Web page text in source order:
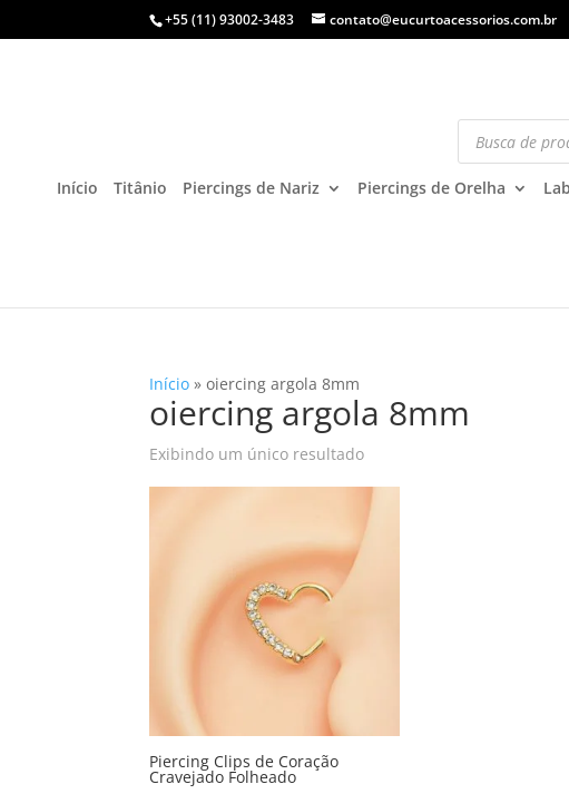
+55 (11) 93002-3483 contato@eucurtoacessorios.com.br
Início Titânio Piercings de Nariz Piercings de Orelha
Início »oiercing argola 8mm
oiercing argola 8mm
Exibindo um único resultado
Piercing Clips de Coração
Cravejado Folheado